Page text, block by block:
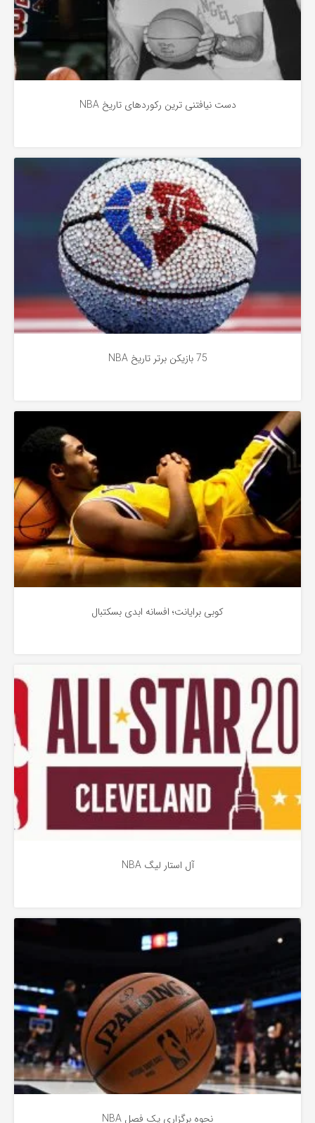
دست نیافتنی ترین رکوردهای تاریخ NBA
75 بازیکن برتر تاریخ NBA
4 سال پیش
کوبی برایانت؛ افسانه ابدی بسکتبال
5 سال پیش
آل استار لیگ NBA
5 سال پیش
نحوه برگزاری یک فصل NBA